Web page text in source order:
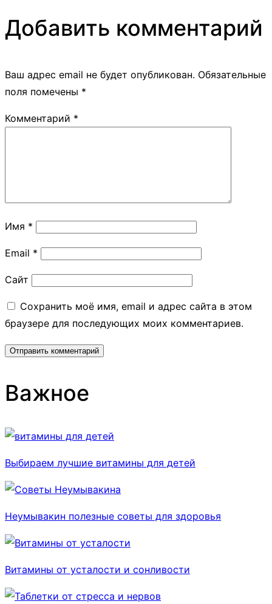
Добавить комментарий
Ваш адрес email не будет опубликован. Обязательные
поля помечены *
Комментарий *
Имя *
Email *
Сайт
Сохранить моё имя, email и адрес сайта в этом
браузере для последующих моих комментариев.
Важное
Выбираем лучшие витамины для детей
Неумывакин полезные советы для здоровья
Витамины от усталости и сонливости